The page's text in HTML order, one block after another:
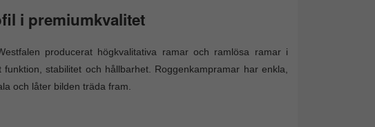
i premiumkvalitet
producerat högkvalitativa ramar och ramlösa ramar i
stabilitet och hållbarhet. Roggenkampramar har enkla,
och låter bilden träda fram.